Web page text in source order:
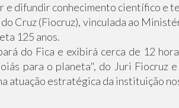
difundir conhecimento científico e
Cruz (Fiocruz), vinculada ao
125 anos.
do Fica e exibirá cerca de 12
para o planeta", do Juri Fiocruz
atuação estratégica da instituição